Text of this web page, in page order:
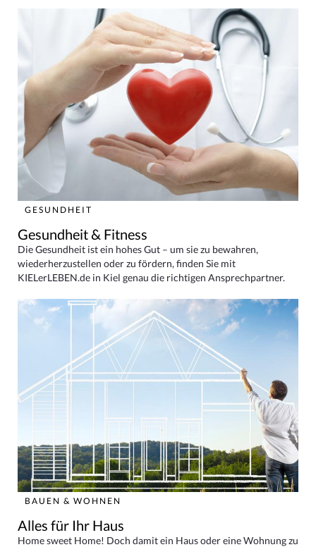
GESUNDHEIT
Gesundheit & Fitness
Die Gesundheit ist ein hohes Gut – um sie zu bewahren,
wiederherzustellen oder zu fördern, finden Sie mit
KIELerLEBEN.de in Kiel genau die richtigen Ansprechpartner.
BAUEN & WOHNEN
Alles für Ihr Haus
Home sweet Home! Doch damit ein Haus oder eine Wohnung zu